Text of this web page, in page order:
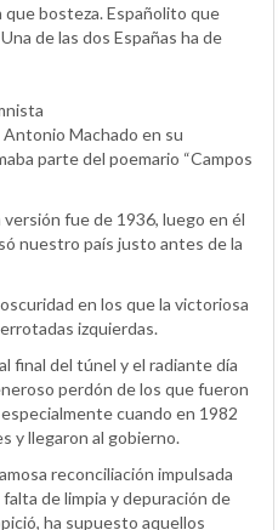
que bosteza. Españolito que
de las dos Españas ha de
Machado en su
parte del poemario “Campos
fue de 1936, luego en él
nuestro país justo antes de la
en los que la victoriosa
izquierdas.
final del túnel y el radiante día
perdón de los que fueron
cuando en 1982
y llegaron al gobierno.
reconciliación impulsada
de limpia y depuración de
ha supuesto aquellos